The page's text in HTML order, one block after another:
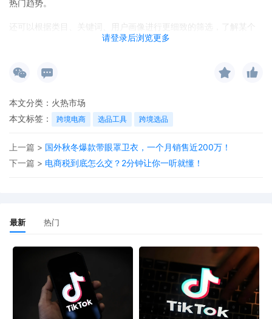
请登录后浏览更多
热门趋势。
还可以根据类目、关键词、用户画像进行更细致的筛选，了解某个
细分市场每周、每月、每年的关键词趋势变化。
兴趣，对选品很有帮助。
同时合作靠谱的供应商进行一件定制一件代发，卖一件就赚取一件
本文分类： 火热市场
本文标签：
跨境电商 选品工具 跨境选品
上一篇 > 国外秋冬爆款带眼罩卫衣，一个月销售近200万！
下一篇 > 电商税到底怎么交？2分钟让你一听就懂！
最新 热门